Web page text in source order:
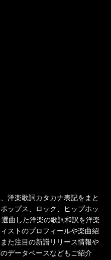
洋楽歌詞カタカナ表記をまと
ップス、ロック、ヒップホッ
曲した洋楽の歌詞和訳を洋楽
ストのプロフィールや楽曲紹
た注目の新譜リリース情報や
データベースなどもご紹介